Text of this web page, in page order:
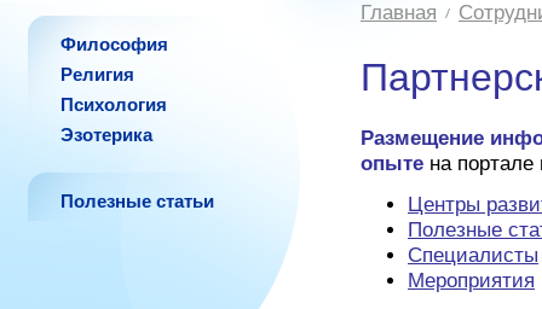
Философия
Религия
Психология
Эзотерика
Полезные статьи
Главная
Размещение
опыте на портале
Центры
Полезные
Специалисты
Мероприятия